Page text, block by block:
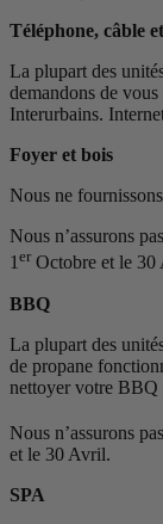
Téléphone, câble
La plupart des
demandons de
Interurbains.
Foyer et bois
Nous ne
Nous n’assurons
1er Octobre et le 30
BBQ
La plupart des
de propane
nettoyer votre BBQ
Nous n’assurons
et le 30 Avril.
SPA